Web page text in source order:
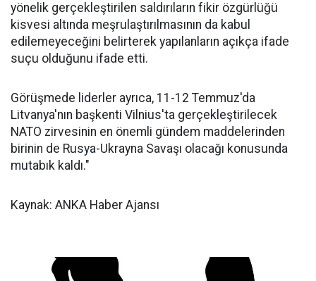
yönelik gerçekleştirilen saldırıların fikir özgürlüğü
kisvesi altında meşrulaştırılmasının da kabul
edilemeyeceğini belirterek yapılanların açıkça ifade
suçu olduğunu ifade etti.
Görüşmede liderler ayrıca, 11-12 Temmuz'da
Litvanya'nın başkenti Vilnius'ta gerçekleştirilecek
NATO zirvesinin en önemli gündem maddelerinden
birinin de Rusya-Ukrayna Savaşı olacağı konusunda
mutabık kaldı."
Kaynak: ANKA Haber Ajansı